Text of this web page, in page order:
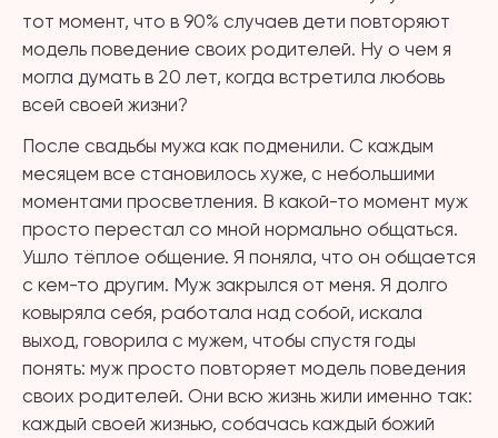
тот момент, что в 90% случаев дети повторяют
модель поведение своих родителей. Ну о чем я
могла думать в 20 лет, когда встретила любовь
всей своей жизни?
После свадьбы мужа как подменили. С каждым
месяцем все становилось хуже, с небольшими
моментами просветления. В какой-то момент муж
просто перестал со мной нормально общаться.
Ушло тёплое общение. Я поняла, что он общается
с кем-то другим. Муж закрылся от меня. Я долго
ковыряла себя, работала над собой, искала
выход, говорила с мужем, чтобы спустя годы
понять: муж просто повторяет модель поведения
своих родителей. Они всю жизнь жили именно так:
каждый своей жизнью, собачась каждый божий